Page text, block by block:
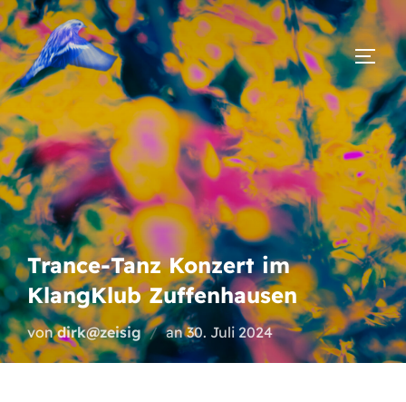
Zum
Inhalt
springen
Trance-Tanz Konzert im
KlangKlub Zuffenhausen
vondirk@zeisig anVeröffentlicht
am
30. Juli 2024